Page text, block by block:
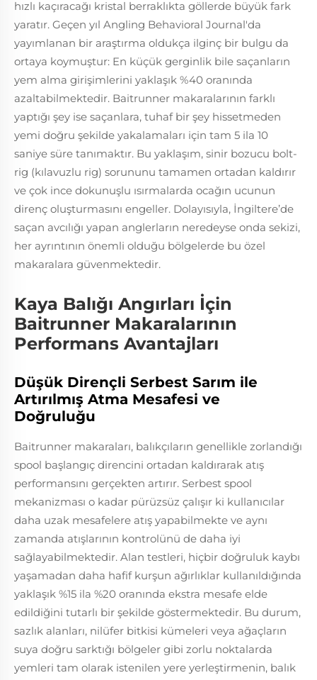
hızlı kaçıracağı kristal berraklıkta göllerde büyük fark
yaratır. Geçen yıl Angling Behavioral Journal'da
yayımlanan bir araştırma oldukça ilginç bir bulgu da
ortaya koymuştur: En küçük gerginlik bile saçanların
yem alma girişimlerini yaklaşık %40 oranında
azaltabilmektedir. Baitrunner makaralarının farklı
yaptığı şey ise saçanlara, tuhaf bir şey hissetmeden
yemi doğru şekilde yakalamaları için tam 5 ila 10
saniye süre tanımaktır. Bu yaklaşım, sinir bozucu bolt-
rig (kılavuzlu rig) sorununu tamamen ortadan kaldırır
ve çok ince dokunuşlu ısırmalarda ocağın ucunun
direnç oluşturmasını engeller. Dolayısıyla, İngiltere’de
saçan avcılığı yapan anglerların neredeyse onda sekizi,
her ayrıntının önemli olduğu bölgelerde bu özel
makaralara güvenmektedir.
Kaya Balığı Angırları İçin
Baitrunner Makaralarının
Performans Avantajları
Düşük Dirençli Serbest Sarım ile
Artırılmış Atma Mesafesi ve
Doğruluğu
Baitrunner makaraları, balıkçıların genellikle zorlandığı
spool başlangıç direncini ortadan kaldırarak atış
performansını gerçekten artırır. Serbest spool
mekanizması o kadar pürüzsüz çalışır ki kullanıcılar
daha uzak mesafelere atış yapabilmekte ve aynı
zamanda atışlarının kontrolünü de daha iyi
sağlayabilmektedir. Alan testleri, hiçbir doğruluk kaybı
yaşamadan daha hafif kurşun ağırlıklar kullanıldığında
yaklaşık %15 ila %20 oranında ekstra mesafe elde
edildiğini tutarlı bir şekilde göstermektedir. Bu durum,
sazlık alanları, nilüfer bitkisi kümeleri veya ağaçların
suya doğru sarktığı bölgeler gibi zorlu noktalarda
yemleri tam olarak istenilen yere yerleştirmenin, balık